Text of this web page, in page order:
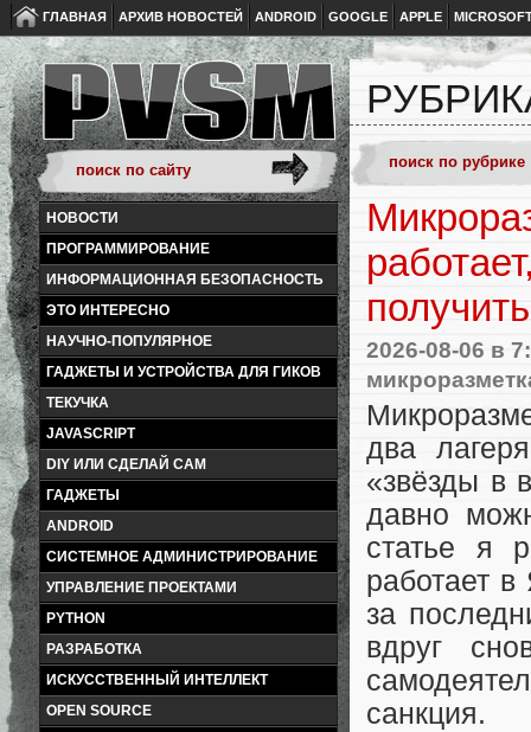
ГЛАВНАЯ АРХИВ НОВОСТЕЙ ANDROID GOOGLE APPLE
НОВОСТИ
ПРОГРАММИРОВАНИЕ
ИНФОРМАЦИОННАЯ БЕЗОПАСНОСТЬ
ЭТО ИНТЕРЕСНО
НАУЧНО-ПОПУЛЯРНОЕ
ГАДЖЕТЫ И УСТРОЙСТВА ДЛЯ ГИКОВ
ТЕКУЧКА
JAVASCRIPT
DIY ИЛИ СДЕЛАЙ САМ
ГАДЖЕТЫ
ANDROID
СИСТЕМНОЕ АДМИНИСТРИРОВАНИЕ
УПРАВЛЕНИЕ ПРОЕКТАМИ
PYTHON
РАЗРАБОТКА
ИСКУССТВЕННЫЙ ИНТЕЛЛЕКТ
OPEN SOURCE
2026-08-06 в
два
«звёзды в
давно
статье я
работает
за
вдруг
санкция.